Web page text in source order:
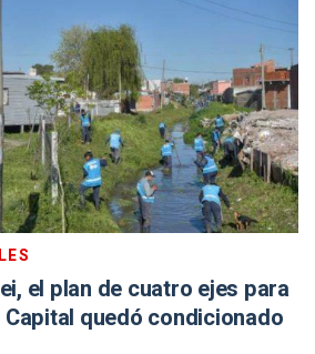
el plan de cuatro ejes para
quedó condicionado